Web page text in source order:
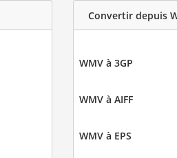
Convertir depuis
WMV à 3GP
WMV à AIFF
WMV à EPS